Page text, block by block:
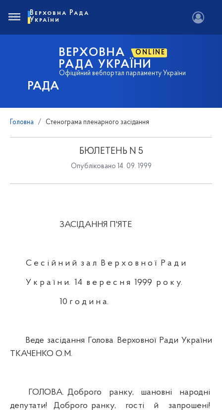
РАДА
ВЕРХОВНА ONLINE
РАДА УКРАЇНИ
Офіційний вебпортал парламенту України
Верховна Рада
України
Головна Стенограма пленарного засідання
БЮЛЕТЕНЬ N 5
Опубліковано 14. 09. 1999
ЗАСІДАННЯ П'ЯТЕ
С е с і й н и й з а л В е р х о в н о ї Р а д и
У к р а ї н и. 14 в е р е с н я 1999 р о к у.
10 г о д и н а.
Веде засідання Голова Верховної Ради України
ТКАЧЕНКО О.М.
ГОЛОВА. Доброго ранку, шановні народні
депутати! Доброго ранку, гості й запрошені!